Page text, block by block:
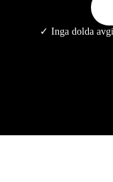
✓ Inga dolda